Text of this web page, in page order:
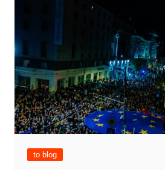
to blog